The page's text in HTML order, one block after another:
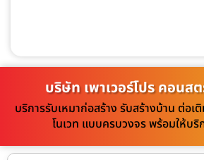
บริษัท เพาเวอร์โปร คอนส
บริการรับเหมาก่อสร้าง รับสร้างบ้าน ต่อ
โนเวท แบบครบวงจร พร้อมให้บริ